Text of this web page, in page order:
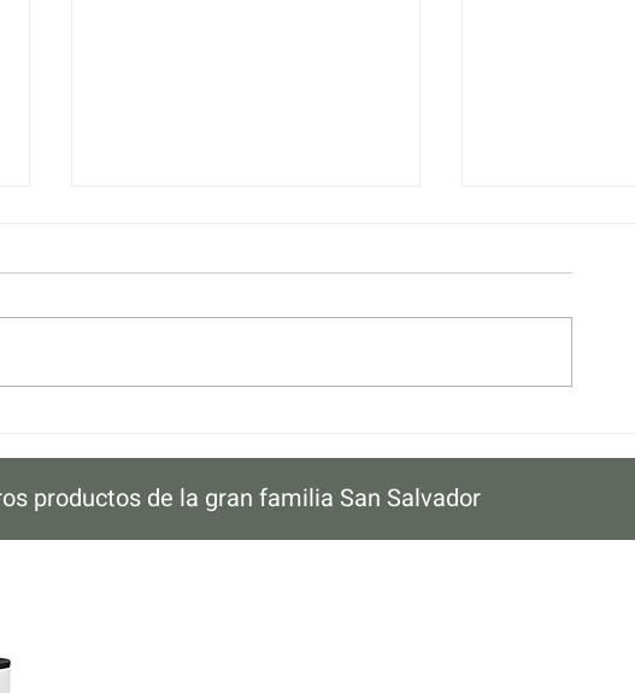
con Aceite de Oliva.
mediterraneo.
productos de la gran familia San Salvador